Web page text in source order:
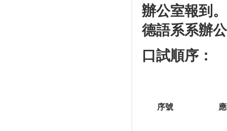
辦公室報到
德語系系辦
口試順序：
序號